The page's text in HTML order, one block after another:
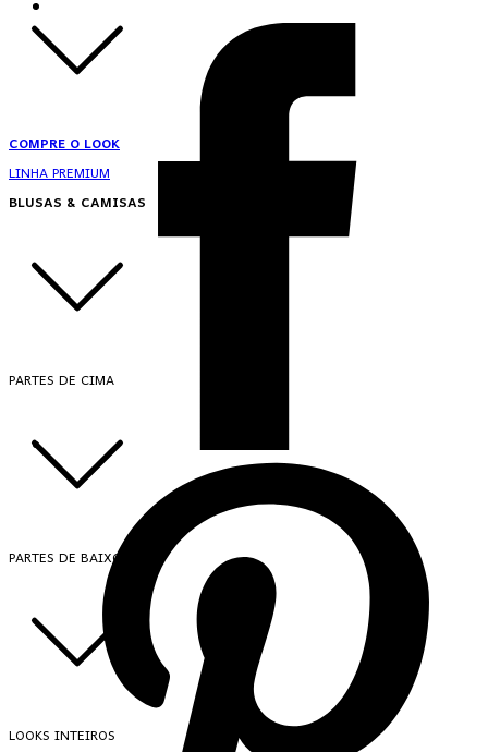
COMPRE O LOOK
LINHA PREMIUM
BLUSAS & CAMISAS
PARTES DE CIMA
PARTES DE BAIXO
LOOKS INTEIROS